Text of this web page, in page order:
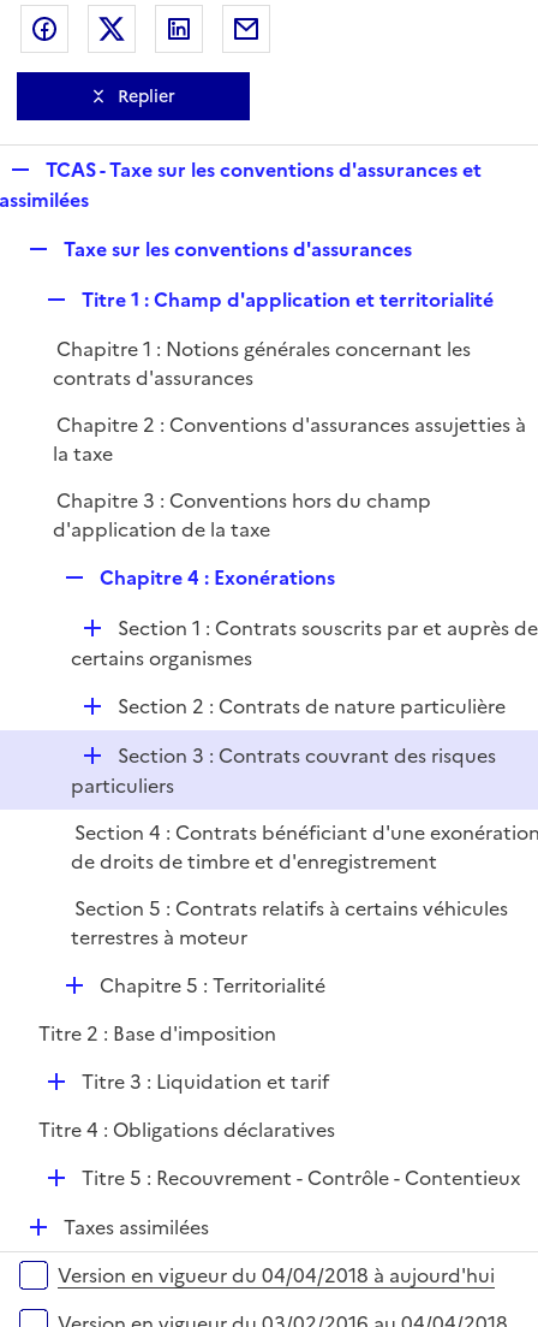
Partager sur Facebook
Partager sur Twitter
Partager sur LinkedIn
Replier
e
l
TCAS - Taxe sur les conventions d'assurances et
assimilées
p
e
r
Taxe sur les conventions d'assurances
p
l
i
e
Titre 1 : Champ d'application et territorialité
Chapitre 1 : Notions générales concernant les
contrats d'assurances
Chapitre 2 : Conventions d'assurances assujetties à
la taxe
Chapitre 3 : Conventions hors du champ
d'application de la taxe
p
l
i
e
r
Chapitre 4 : Exonérations
D
é
e
r
Section 1 : Contrats souscrits par et auprès de
certains organismes
D
é
l
i
e
r
Section 2 : Contrats de nature particulière
D
é
p
l
i
e
r
Section 3 : Contrats couvrant des risques
particuliers
Section 4 : Contrats bénéficiant d'une
de droits de timbre et d'enregistrement
Section 5 : Contrats relatifs à certains véhicules
terrestres à moteur
D
p
l
e
Chapitre 5 : Territorialité
Titre 2 : Base d'imposition
D
p
e
r
Titre 3 : Liquidation et tarif
Titre 4 : Obligations déclaratives
D
p
l
i
Titre 5 : Recouvrement - Contrôle - Contentieux
D
é
p
Taxes assimilées
Versions sur la période
Version en vigueur du 04/04/2018 à aujourd'hui